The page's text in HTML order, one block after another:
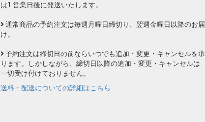
は1 営業日後に発送いたします。
通常商品の予約注文は毎週月曜日締切り、翌週金曜日以降のお届
け。
予約注文は締切日の前ならいつでも追加・変更・キャンセルを承
ります。しかしながら、締切日以降の追加・変更・キャンセルは
一切受け付けておりません。
送料・配送についての詳細はこちら